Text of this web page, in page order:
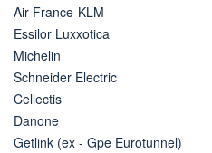
Air France-KLM
Essilor Luxxotica
Michelin
Schneider Electric
Cellectis
Danone
Getlink (ex - Gpe Eurotunnel)